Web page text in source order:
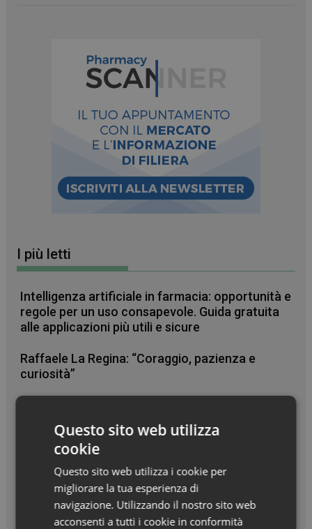
I più letti
Intelligenza artificiale in farmacia: opportunità e
regole per un uso consapevole. Guida gratuita
alle applicazioni più utili e sicure
Raffaele La Regina: “Coraggio, pazienza e
curiosità”
Zanzare & West Nile virus, prevenzione prima di
Turisti stranieri in farmacia, come essere
sempre pronti all’accoglienza
Questo sito web utilizza
cookie
Questo sito web utilizza i cookie per
migliorare la tua esperienza di
navigazione. Utilizzando il nostro sito web
acconsenti a tutti i cookie in conformità